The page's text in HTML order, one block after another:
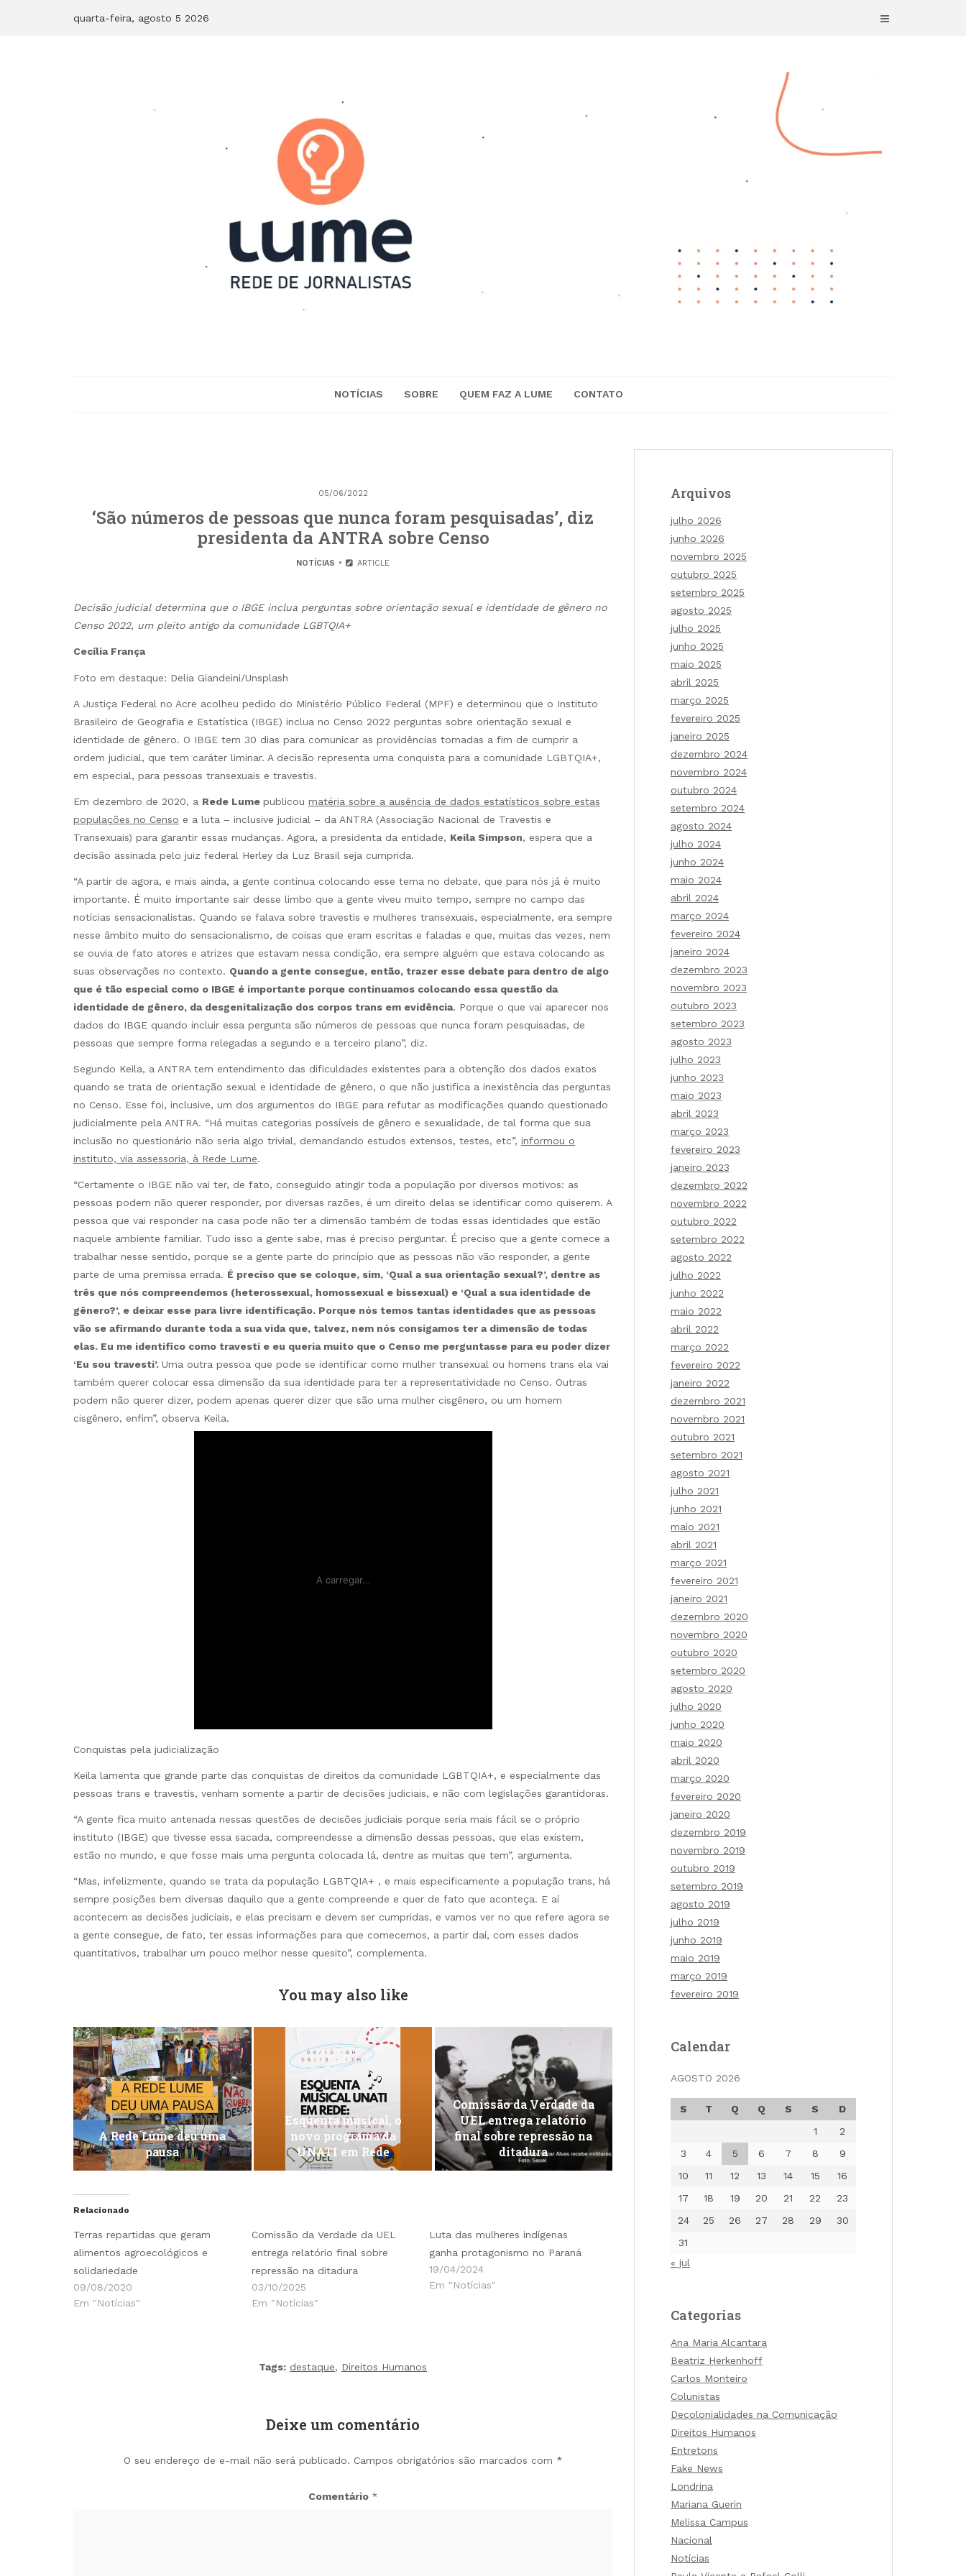
quarta-feira, agosto 5 2026
NOTÍCIAS SOBRE QUEM FAZ A LUME CONTATO
05/06/2022
‘São números de pessoas que nunca foram pesquisadas’, diz
presidenta da ANTRA sobre Censo
NOTÍCIAS ARTICLE
Decisão judicial determina que o IBGE inclua perguntas sobre orientação sexual e identidade de gênero no
Censo 2022, um pleito antigo da comunidade LGBTQIA+
Cecília França
Foto em destaque: Delia Giandeini/Unsplash
A Justiça Federal no Acre acolheu pedido do Ministério Público Federal (MPF) e determinou que o Instituto
Brasileiro de Geografia e Estatística (IBGE) inclua no Censo 2022 perguntas sobre orientação sexual e
identidade de gênero. O IBGE tem 30 dias para comunicar as providências tomadas a fim de cumprir a
ordem judicial, que tem caráter liminar. A decisão representa uma conquista para a comunidade LGBTQIA+,
em especial, para pessoas transexuais e travestis.
Em dezembro de 2020, a Rede Lume publicou matéria sobre a ausência de dados estatísticos sobre estas
populações no Censo e a luta – inclusive judicial – da ANTRA (Associação Nacional de Travestis e
Transexuais) para garantir essas mudanças. Agora, a presidenta da entidade, Keila Simpson, espera que a
decisão assinada pelo juiz federal Herley da Luz Brasil seja cumprida.
“A partir de agora, e mais ainda, a gente continua colocando esse tema no debate, que para nós já é muito
importante. É muito importante sair desse limbo que a gente viveu muito tempo, sempre no campo das
notícias sensacionalistas. Quando se falava sobre travestis e mulheres transexuais, especialmente, era sempre
nesse âmbito muito do sensacionalismo, de coisas que eram escritas e faladas e que, muitas das vezes, nem
se ouvia de fato atores e atrizes que estavam nessa condição, era sempre alguém que estava colocando as
suas observações no contexto. Quando a gente consegue, então, trazer esse debate para dentro de algo
que é tão especial como o IBGE é importante porque continuamos colocando essa questão da
identidade de gênero, da desgenitalização dos corpos trans em evidência. Porque o que vai aparecer nos
dados do IBGE quando incluir essa pergunta são números de pessoas que nunca foram pesquisadas, de
pessoas que sempre forma relegadas a segundo e a terceiro plano”, diz.
Segundo Keila, a ANTRA tem entendimento das dificuldades existentes para a obtenção dos dados exatos
quando se trata de orientação sexual e identidade de gênero, o que não justifica a inexistência das perguntas
no Censo. Esse foi, inclusive, um dos argumentos do IBGE para refutar as modificações quando questionado
judicialmente pela ANTRA. “Há muitas categorias possíveis de gênero e sexualidade, de tal forma que sua
inclusão no questionário não seria algo trivial, demandando estudos extensos, testes, etc”, informou o
instituto, via assessoria, à Rede Lume.
“Certamente o IBGE não vai ter, de fato, conseguido atingir toda a população por diversos motivos: as
pessoas podem não querer responder, por diversas razões, é um direito delas se identificar como quiserem. A
pessoa que vai responder na casa pode não ter a dimensão também de todas essas identidades que estão
naquele ambiente familiar. Tudo isso a gente sabe, mas é preciso perguntar. É preciso que a gente comece a
trabalhar nesse sentido, porque se a gente parte do princípio que as pessoas não vão responder, a gente
parte de uma premissa errada. É preciso que se coloque, sim, ‘Qual a sua orientação sexual?’, dentre as
três que nós compreendemos (heterossexual, homossexual e bissexual) e ‘Qual a sua identidade de
gênero?’, e deixar esse para livre identificação. Porque nós temos tantas identidades que as pessoas
vão se afirmando durante toda a sua vida que, talvez, nem nós consigamos ter a dimensão de todas
elas. Eu me identifico como travesti e eu queria muito que o Censo me perguntasse para eu poder dizer
‘Eu sou travesti’. Uma outra pessoa que pode se identificar como mulher transexual ou homens trans ela vai
também querer colocar essa dimensão da sua identidade para ter a representatividade no Censo. Outras
podem não querer dizer, podem apenas querer dizer que são uma mulher cisgênero, ou um homem
cisgênero, enfim”, observa Keila.
Conquistas pela judicialização
Keila lamenta que grande parte das conquistas de direitos da comunidade LGBTQIA+, e especialmente das
pessoas trans e travestis, venham somente a partir de decisões judiciais, e não com legislações garantidoras.
“A gente fica muito antenada nessas questões de decisões judiciais porque seria mais fácil se o próprio
instituto (IBGE) que tivesse essa sacada, compreendesse a dimensão dessas pessoas, que elas existem,
estão no mundo, e que fosse mais uma pergunta colocada lá, dentre as muitas que tem”, argumenta.
“Mas, infelizmente, quando se trata da população LGBTQIA+ , e mais especificamente a população trans, há
sempre posições bem diversas daquilo que a gente compreende e quer de fato que aconteça. E aí
acontecem as decisões judiciais, e elas precisam e devem ser cumpridas, e vamos ver no que refere agora se
a gente consegue, de fato, ter essas informações para que comecemos, a partir daí, com esses dados
quantitativos, trabalhar um pouco melhor nesse quesito”, complementa.
You may also like
A Rede Lume deu uma
pausa
Esquenta musical, o
novo programa da
UNATI em Rede
Comissão da Verdade da
UEL entrega relatório
final sobre repressão na
ditadura
Relacionado
Terras repartidas que geram
alimentos agroecológicos e
solidariedade
09/08/2020
Em "Notícias"
Comissão da Verdade da UEL
entrega relatório final sobre
repressão na ditadura
03/10/2025
Em "Notícias"
Luta das mulheres indígenas
ganha protagonismo no Paraná
19/04/2024
Em "Notícias"
Tags: destaque, Direitos Humanos
Deixe um comentário
O seu endereço de e-mail não será publicado. Campos obrigatórios são marcados com *
Comentário *
Arquivos
julho 2026
junho 2026
novembro 2025
outubro 2025
setembro 2025
agosto 2025
julho 2025
junho 2025
maio 2025
abril 2025
março 2025
fevereiro 2025
janeiro 2025
dezembro 2024
novembro 2024
outubro 2024
setembro 2024
agosto 2024
julho 2024
junho 2024
maio 2024
abril 2024
março 2024
fevereiro 2024
janeiro 2024
dezembro 2023
novembro 2023
outubro 2023
setembro 2023
agosto 2023
julho 2023
junho 2023
maio 2023
abril 2023
março 2023
fevereiro 2023
janeiro 2023
dezembro 2022
novembro 2022
outubro 2022
setembro 2022
agosto 2022
julho 2022
junho 2022
maio 2022
abril 2022
março 2022
fevereiro 2022
janeiro 2022
dezembro 2021
novembro 2021
outubro 2021
setembro 2021
agosto 2021
julho 2021
junho 2021
maio 2021
abril 2021
março 2021
fevereiro 2021
janeiro 2021
dezembro 2020
novembro 2020
outubro 2020
setembro 2020
agosto 2020
julho 2020
junho 2020
maio 2020
abril 2020
março 2020
fevereiro 2020
janeiro 2020
dezembro 2019
novembro 2019
outubro 2019
setembro 2019
agosto 2019
julho 2019
junho 2019
maio 2019
março 2019
fevereiro 2019
Calendar
AGOSTO 2026
S T Q Q S S
D
1
2
3
4 5 6 7 8
9
10
11 12 13 14 15
16
17
18 19 20 21 22
23
24
25 26 27 28 29
30
31
« jul
Categorias
Ana Maria Alcantara
Beatriz Herkenhoff
Carlos Monteiro
Colunistas
Decolonialidades na Comunicação
Direitos Humanos
Entretons
Fake News
Londrina
Mariana Guerin
Melissa Campus
Nacional
Notícias